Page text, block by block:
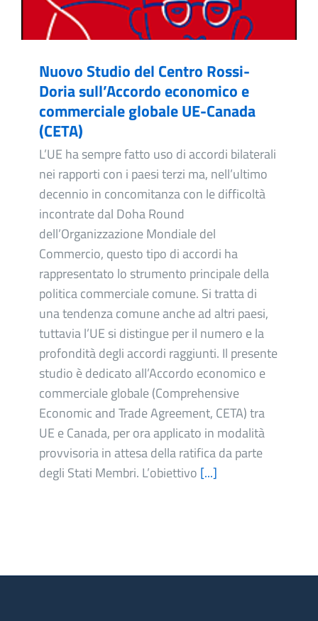
Nuovo Studio del Centro Rossi-
Doria sull’Accordo economico e
commerciale globale UE-Canada
(CETA)
L’UE ha sempre fatto uso di accordi bilaterali
nei rapporti con i paesi terzi ma, nell’ultimo
decennio in concomitanza con le difficoltà
incontrate dal Doha Round
dell’Organizzazione Mondiale del
Commercio, questo tipo di accordi ha
rappresentato lo strumento principale della
politica commerciale comune. Si tratta di
una tendenza comune anche ad altri paesi,
tuttavia l’UE si distingue per il numero e la
profondità degli accordi raggiunti. Il presente
studio è dedicato all’Accordo economico e
commerciale globale (Comprehensive
Economic and Trade Agreement, CETA) tra
UE e Canada, per ora applicato in modalità
provvisoria in attesa della ratifica da parte
degli Stati Membri. L’obiettivo [...]